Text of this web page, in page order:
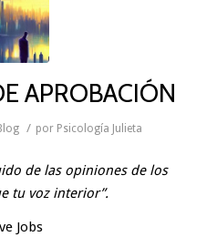
APROBACIÓN
/ por Psicología Julieta
de las opiniones de los
tu voz interior”.
Jobs